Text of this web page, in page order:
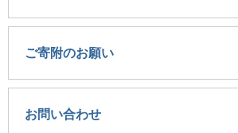
ご寄附のお願い
お問い合わせ